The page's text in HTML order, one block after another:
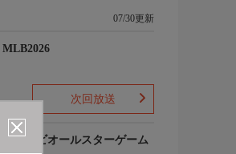
07/30更新
MLB2026
次回放送
マイナビオールスターゲーム